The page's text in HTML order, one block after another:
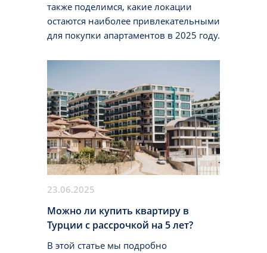
также поделимся, какие локации
остаются наиболее привлекательными
для покупки апартаментов в 2025 году.
23.06.2025
Можно ли купить квартиру в
Турции с рассрочкой на 5 лет?
В этой статье мы подробно